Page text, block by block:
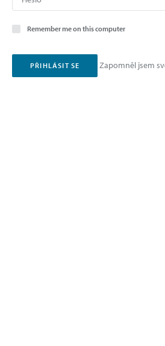
Remember me on this computer
Zapomněl jsem